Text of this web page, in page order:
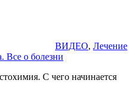
ВИДЕО, Лечение
Все о болезни
С чего начинается